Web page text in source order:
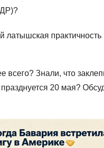
латышская практичность
всего? Знали, что
20 мая?